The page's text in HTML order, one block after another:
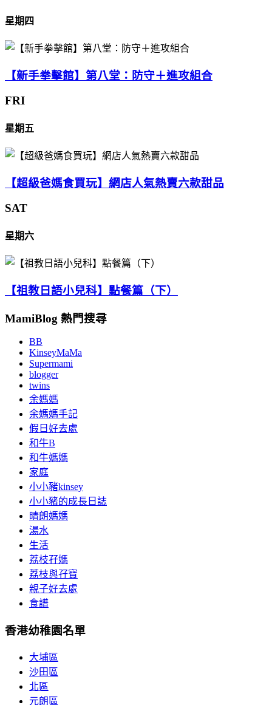
星期四
【新手拳擊館】第八堂：防守＋進攻組合
FRI
星期五
【超級爸媽食買玩】網店人氣熱賣六款甜品
SAT
星期六
【祖教日語小兒科】點餐篇（下）
MamiBlog 熱門搜尋
BB
KinseyMaMa
Supermami
blogger
twins
余媽媽
余媽媽手記
假日好去處
和牛B
和牛媽媽
家庭
小小豬kinsey
小小豬的成長日誌
晴朗媽媽
湯水
生活
荔枝孖媽
荔枝與孖寶
親子好去處
食譜
香港幼稚園名單
大埔區
沙田區
北區
元朗區